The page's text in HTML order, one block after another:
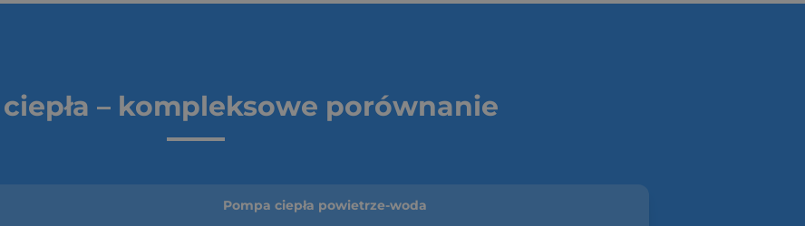
– kompleksowe porównanie
Pompa ciepła powietrze-woda